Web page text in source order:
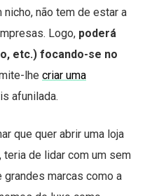
não tem de estar a
Logo, poderá
etc.) focando-se no
lhe criar uma
afunilada.
que quer abrir uma loja
de lidar com um sem
marcas como a